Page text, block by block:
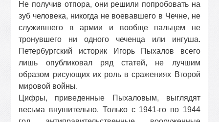
Не получив отпора, они решили попробовать на
зуб человека, никогда не воевавшего в Чечне, не
служившего в армии и вообще пальцем не
тронувшего ни одного чеченца или ингуша.
Петербургский историк Игорь Пыхалов всего
лишь опубликовал ряд статей, не лучшим
образом рисующих их роль в сражениях Второй
мировой войны.
Цифры, приведенные Пыхаловым, выглядят
весьма внушительно. Только с 1941-го по 1944